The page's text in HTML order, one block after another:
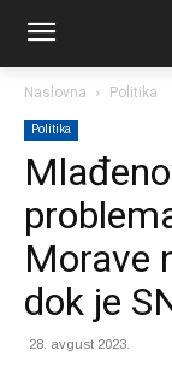
Naslovna Politika
Politika
Morave
dok je
28. avgust 2023.